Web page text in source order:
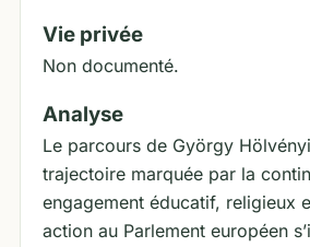
Vie privée
Non documenté.
Analyse
Le parcours de György
trajectoire marquée par la
engagement éducatif, religieux
action au Parlement européen